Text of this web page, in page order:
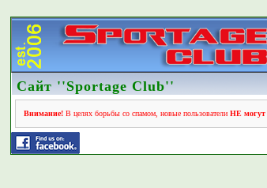
Сайт ''Sportage Club''
Внимание! В целях борьбы со спамом, новые пользователиНЕ могут